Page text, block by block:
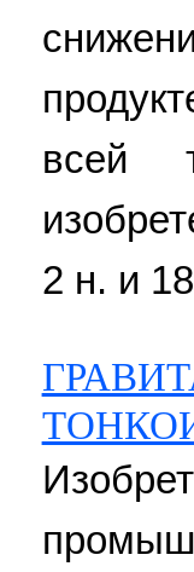
всей
2 н. и